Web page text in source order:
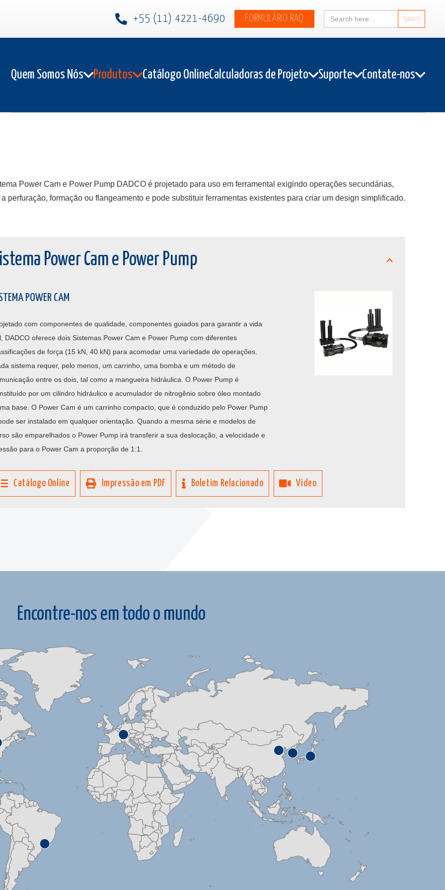
+55 (11) 4221-4690 FORMULÁRIO RAQ
Search
for:
Quem Somos Nós Produtos Catálogo OnlineCalculadoras de Projeto Suporte Contate-nos
Power Cam e Power Pump DADCO é projetado para uso em ferramental exigindo operações secundárias,
perfuração, formação ou flangeamento e pode substituir ferramentas existentes para criar um design simplificado.
Power Cam e Power Pump
POWER CAM
com componentes de qualidade, componentes guiados para garantir a vida
DADCO oferece dois Sistemas Power Cam e Power Pump com diferentes
de força (15 kN, 40 kN) para acomodar uma variedade de operações.
sistema requer, pelo menos, um carrinho, uma bomba e um método de
entre os dois, tal como a mangueira hidráulica. O Power Pump é
por um cilindro hidráulico e acumulador de nitrogênio sobre óleo montado
base. O Power Cam é um carrinho compacto, que é conduzido pelo Power Pump
ser instalado em qualquer orientação. Quando a mesma série e modelos de
são emparelhados o Power Pump irá transferir a sua deslocação, a velocidade e
para o Power Cam a proporção de 1:1.
Catálogo Online Impressão em PDF Boletim Relacionado Video
Encontre-nos em todo o mundo